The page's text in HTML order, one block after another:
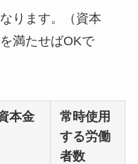
ります。（資本
を満たせばOKで
本金
常時使用
する労働
者数